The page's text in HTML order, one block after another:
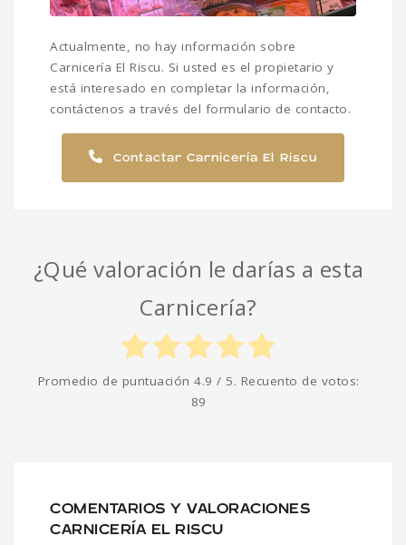
Actualmente, no hay información sobre
Carnicería El Riscu. Si usted es el propietario y
está interesado en completar la información,
contáctenos a través del formulario de contacto.
Contactar Carnicería El Riscu
¿Qué valoración le darías a esta
Carnicería?
Promedio de puntuación 4.9 / 5. Recuento de votos:
89
COMENTARIOS Y VALORACIONES
CARNICERÍA EL RISCU